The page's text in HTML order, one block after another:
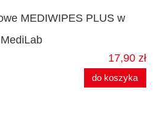
MEDIWIPES PLUS w
17,90 zł
do koszyka